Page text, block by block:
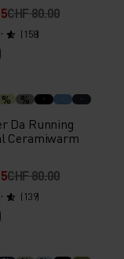
CHF 80.00
(158)
% %
Da Running
Ceramiwarm
CHF 80.00
(139)